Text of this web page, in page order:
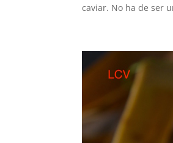
caviar. No ha de ser